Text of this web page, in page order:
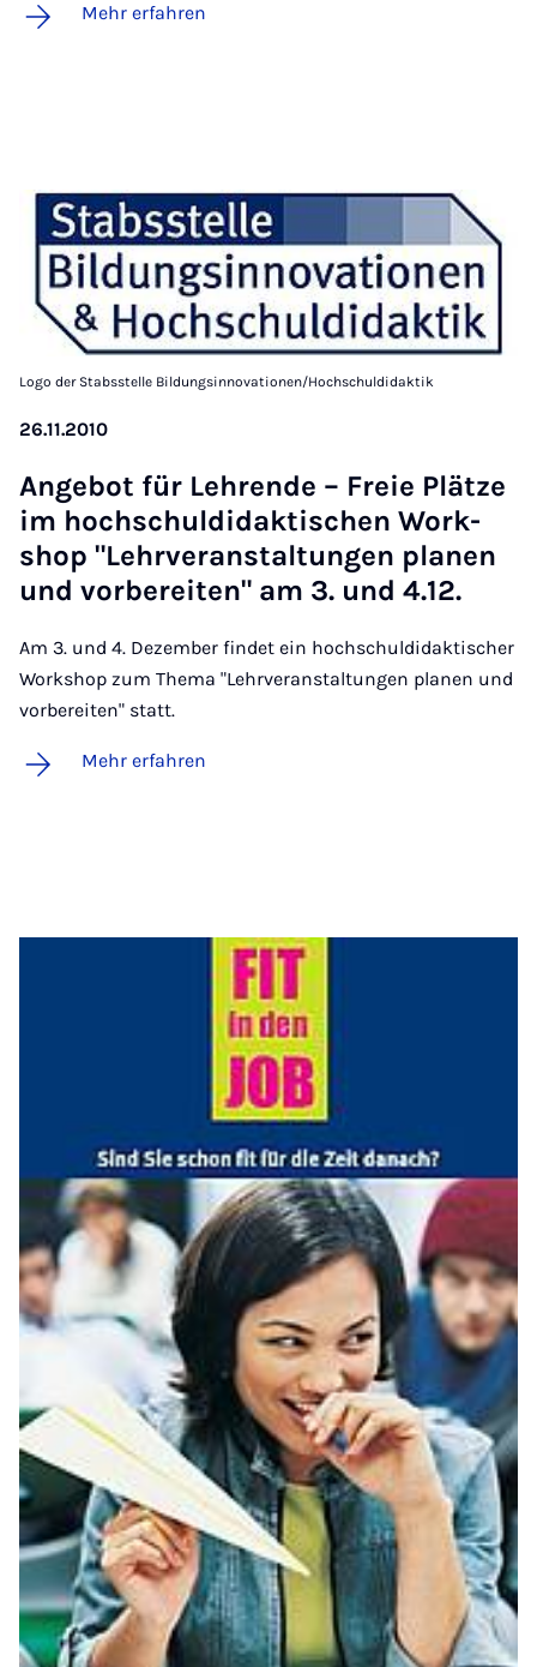
Mehr erfahren
Logo der Stabsstelle Bildungsinnovationen/Hochschuldidaktik
26.11.2010
An­ge­bot für Leh­ren­de – Freie Plät­ze
im hoch­schul­di­dak­ti­schen Work­
shop "Lehr­ver­an­stal­tun­gen pla­nen
und vor­be­rei­ten" am 3. und 4.12.
Am 3. und 4. Dezember findet ein hochschuldidaktischer
Workshop zum Thema "Lehrveranstaltungen planen und
vorbereiten" statt.
Mehr erfahren